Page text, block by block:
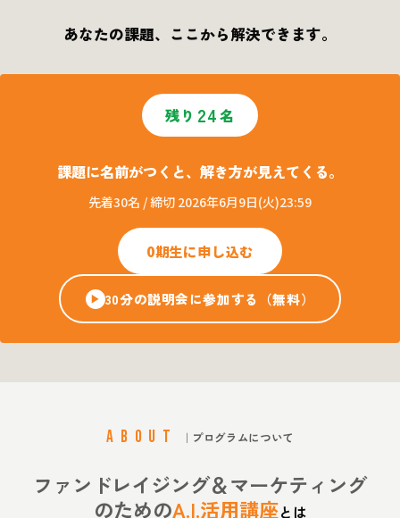
あなたの課題、ここから解決できます。
残り 24名
課題に名前がつくと、解き方が見えてくる。
先着30名 / 締切 2026年6月9日(火)23:59
0期生に申し込む
▶ 30分の説明会に参加する（無料）
ABOUT ｜プログラムについて
ファンドレイジング＆マーケティング
のためのA.I.活用講座とは